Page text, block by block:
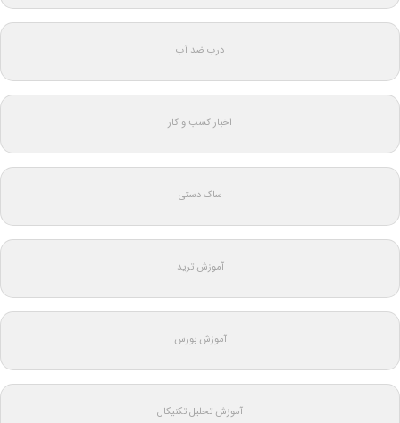
درب ضد آب
اخبار کسب و کار
ساک دستی
آموزش ترید
آموزش بورس
آموزش تحلیل تکنیکال